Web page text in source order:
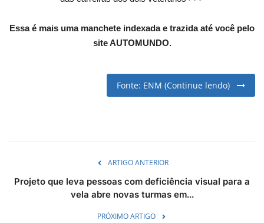
Essa é mais uma manchete indexada e trazida até você pelo
site AUTOMUNDO.
Fonte: ENM (Continue lendo)
ARTIGO ANTERIOR
Projeto que leva pessoas com deficiência visual para a
vela abre novas turmas em...
PRÓXIMO ARTIGO